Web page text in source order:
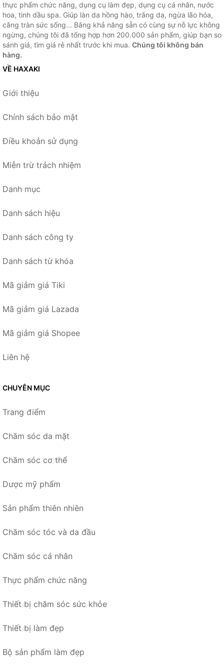
thực phẩm chức năng, dụng cụ làm đẹp, dụng cụ cá nhân, nước
hoa, tinh dầu spa. Giúp làn da hồng hào, trắng da, ngừa lão hóa,
căng tràn sức sống... Bằng khả năng sẵn có cùng sự nỗ lực không
ngừng, chúng tôi đã tổng hợp hơn 200.000 sản phẩm, giúp bạn so
sánh giá, tìm giá rẻ nhất trước khi mua. Chúng tôi không bán
hàng.
VỀ HAXAKI
Giới thiệu
Chính sách bảo mật
Điều khoản sử dụng
Miễn trừ trách nhiệm
Danh mục
Danh sách hiệu
Danh sách công ty
Danh sách từ khóa
Mã giảm giá Tiki
Mã giảm giá Lazada
Mã giảm giá Shopee
Liên hệ
CHUYÊN MỤC
Trang điểm
Chăm sóc da mặt
Chăm sóc cơ thể
Dược mỹ phẩm
Sản phẩm thiên nhiên
Chăm sóc tóc và da đầu
Chăm sóc cá nhân
Thực phẩm chức năng
Thiết bị chăm sóc sức khỏe
Thiết bị làm đẹp
Bộ sản phẩm làm đẹp